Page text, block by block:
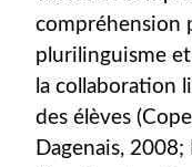
compréhension
plurilinguisme
la collaboration
des élèves
Dagenais,